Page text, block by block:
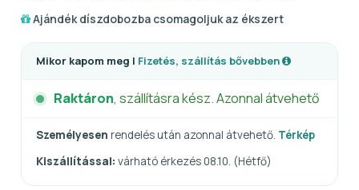
Ajándék díszdobozba csomagoljuk az ékszert
Mikor kapom meg | Fizetés, szállítás bővebben
Raktáron, szállításra kész. Azonnal átvehető
Személyesen rendelés után azonnal átvehető. Térkép
Kiszállítással: várható érkezés 08.10. (Hétfő)